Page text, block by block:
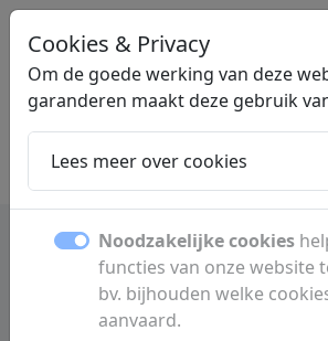
LINKMIJ
Home Dochters
Startpagina met
van websites
Cookies & Privacy
Om de goede werking van deze
garanderen maakt deze gebruik
Lees meer over cookies
Noodzakelijke cookies
functies van onze website
bv. bijhouden welke
aanvaard.